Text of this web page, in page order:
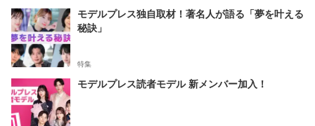
モデルプレス独自取材！著名人が語る「夢を叶える
秘訣」
特集
モデルプレス読者モデル 新メンバー加入！